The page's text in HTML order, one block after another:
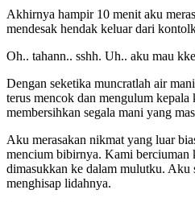
Akhirnya hampir 10 menit aku
mendesak hendak keluar dari
Oh.. tahann.. sshh. Uh.. aku mau
Dengan seketika muncratlah air
terus mencok dan mengulum kepala
membersihkan segala mani yang
Aku merasakan nikmat yang luar
mencium bibirnya. Kami berciuman
dimasukkan ke dalam mulutku. Aku
menghisap lidahnya.